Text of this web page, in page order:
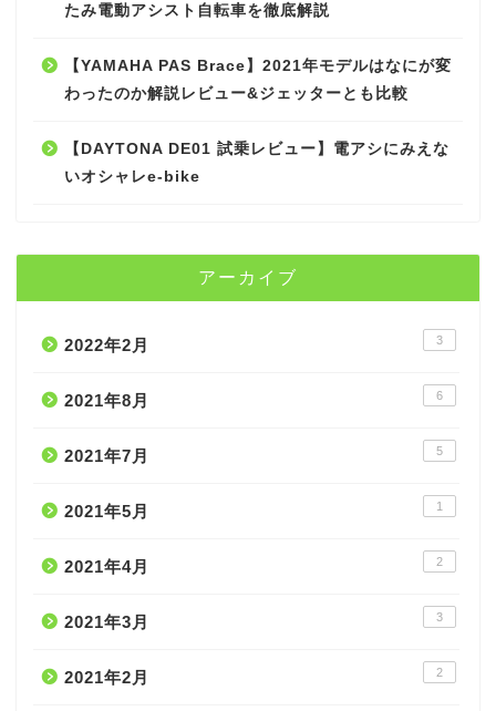
たみ電動アシスト自転車を徹底解説
【YAMAHA PAS Brace】2021年モデルはなにが変
わったのか解説レビュー&ジェッターとも比較
【DAYTONA DE01 試乗レビュー】電アシにみえな
いオシャレe-bike
アーカイブ
2022年2月 3
2021年8月 6
2021年7月 5
2021年5月 1
2021年4月 2
2021年3月 3
2021年2月 2